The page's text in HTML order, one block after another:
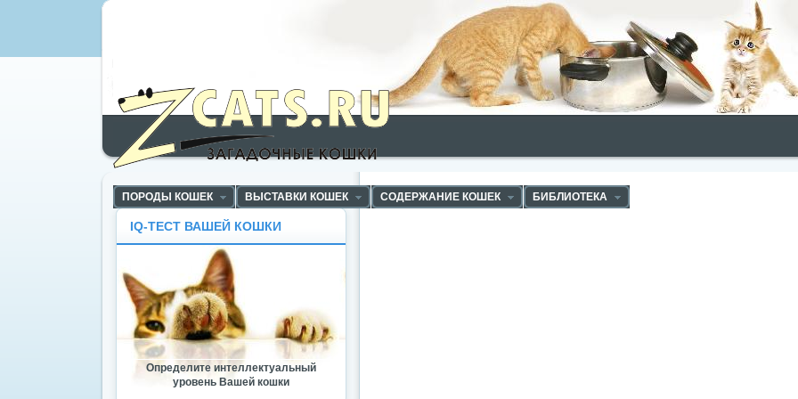
ZCats - Загадочные кошки, коты и котята
ПОРОДЫ КОШЕК ВЫСТАВКИ КОШЕК СОДЕРЖАНИЕ КОШЕК БИБЛИОТЕКА
IQ-ТЕСТ ВАШЕЙ КОШКИ
Определите интеллектуальный
уровень Вашей кошки